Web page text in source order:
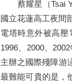
蔡耀星（Tsai
國立花蓮高工夜間
電塔時意外被高
1996、2000、
主辦之國際殘障游
最難能可貴的是，